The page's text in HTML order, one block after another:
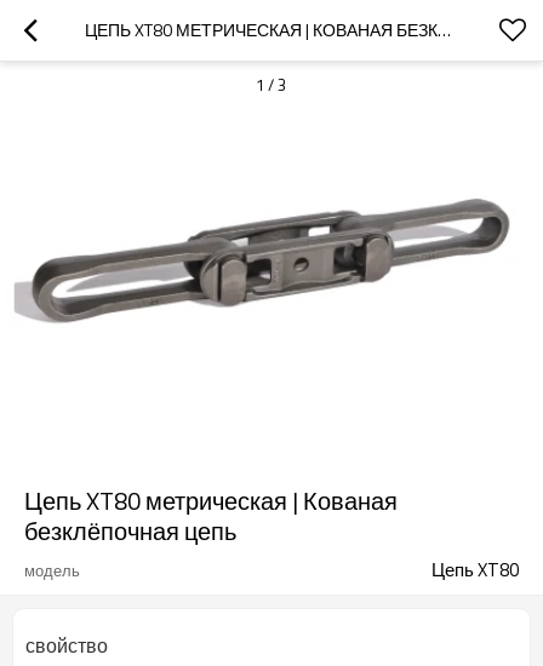
ЦЕПЬ XT80 МЕТРИЧЕСКАЯ | КОВАНАЯ БЕЗКЛЁПОЧНАЯ ЦЕПЬ
1 /3
Цепь XT80 метрическая | Кованая
безклёпочная цепь
модель Цепь XT80
свойство